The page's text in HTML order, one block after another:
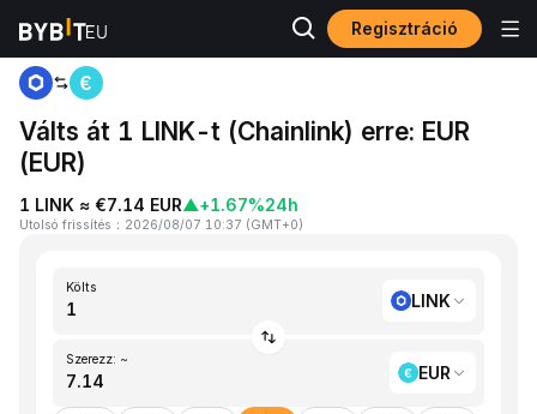
Regisztráció
Kezdőlap LINK to EUR
Válts át 1 LINK-t (Chainlink) erre: EUR
(EUR)
1 LINK ≈ €7.14 EUR▲+1.67%24h
Utolsó frissítés ： 2026/08/07 10:37 (GMT+0)
Költs
LINK
Szerezz: ~
EUR